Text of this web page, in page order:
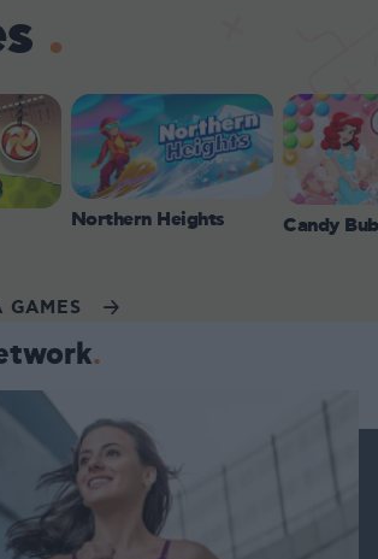
Northern Heights Candy